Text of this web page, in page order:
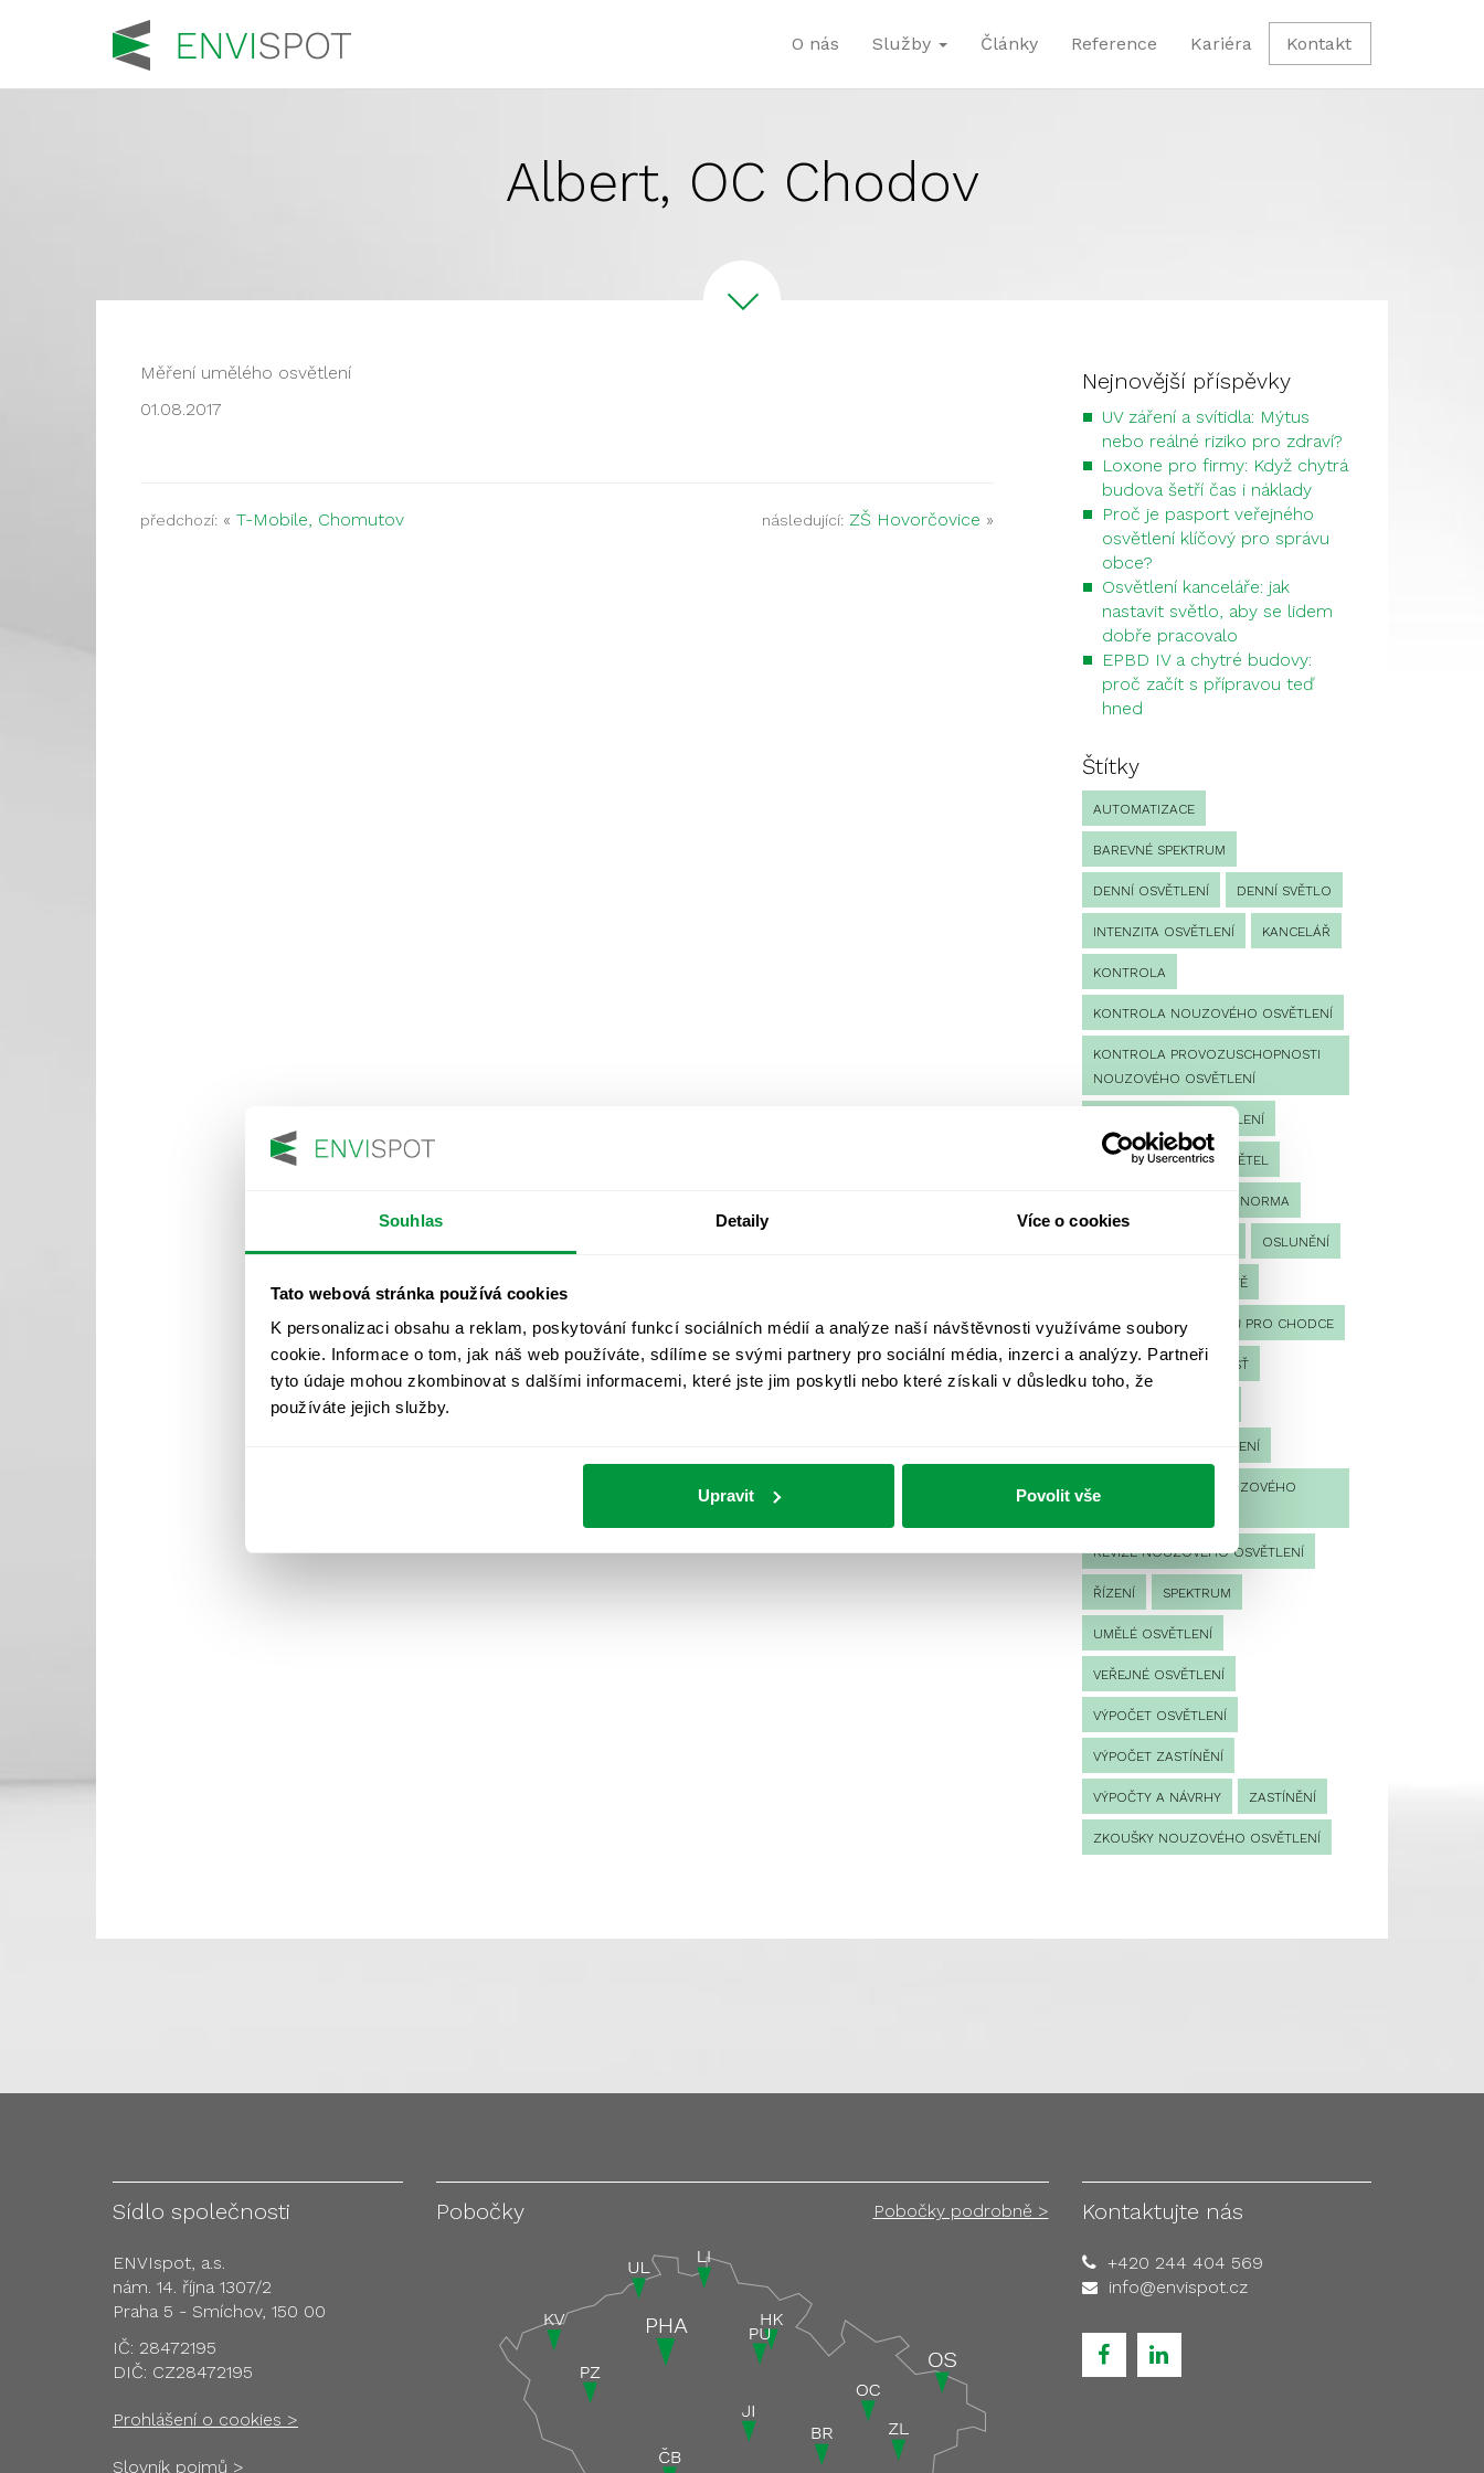
Souhlas Detaily Více o cookies
Tato webová stránka používá cookies
K personalizaci obsahu a reklam, poskytování funkcí sociálních médií a analýze naší návštěvnosti využíváme soubory
cookie. Informace o tom, jak náš web používáte, sdílíme se svými partnery pro sociální média, inzerci a analýzy. Partneři
tyto údaje mohou zkombinovat s dalšími informacemi, které jste jim poskytli nebo které získali v důsledku toho, že
používáte jejich služby.
Upravit Povolit vše
O nás Služby Články Reference Kariéra Kontakt
Albert, OC Chodov
Měření umělého osvětlení
01.08.2017
předchozí: « T-Mobile, Chomutov následující: ZŠ Hovorčovice »
Nejnovější příspěvky
UV záření a svítidla: Mýtus
nebo reálné riziko pro zdraví?
Loxone pro firmy: Když chytrá
budova šetří čas i náklady
Proč je pasport veřejného
osvětlení klíčový pro správu
obce?
Osvětlení kanceláře: jak
nastavit světlo, aby se lidem
dobře pracovalo
EPBD IV a chytré budovy:
proč začít s přípravou teď
hned
Štítky
AUTOMATIZACE
BAREVNÉ SPEKTRUM
DENNÍ OSVĚTLENÍ DENNÍ SVĚTLO
INTENZITA OSVĚTLENÍ KANCELÁŘ
KONTROLA
KONTROLA NOUZOVÉHO OSVĚTLENÍ
KONTROLA PROVOZUSCHOPNOSTI
NOUZOVÉHO OSVĚTLENÍ
LED NOUZOVÉ OSVĚTLENÍ
MĚŘENÍ MĚŘENÍ SVĚTEL
NORMA
OSLUNĚNÍ
OSVĚTLENÍ PRACOVIŠTĚ
OSVĚTLENÍ PŘECHODŮ PRO CHODCE
OSVĚTLENÍ SPORTOVIŠŤ
PROTIPANICKÉ OSVĚTLENÍ
PROVOZNÍ DENÍK NOUZOVÉHO
REVIZE NOUZOVÉHO OSVĚTLENÍ
ŘÍZENÍ SPEKTRUM
UMĚLÉ OSVĚTLENÍ
VEŘEJNÉ OSVĚTLENÍ
VÝPOČET OSVĚTLENÍ
VÝPOČET ZASTÍNĚNÍ
VÝPOČTY A NÁVRHY ZASTÍNĚNÍ
ZKOUŠKY NOUZOVÉHO OSVĚTLENÍ
Sídlo společnosti
ENVIspot, a.s.
nám. 14. října 1307/2
Praha 5 - Smíchov, 150 00
IČ: 28472195
DIČ: CZ28472195
Prohlášení o cookies >
Slovník pojmů >
Pobočky Pobočky podrobně > Kontaktujte nás
+420 244 404 569
info@envispot.cz